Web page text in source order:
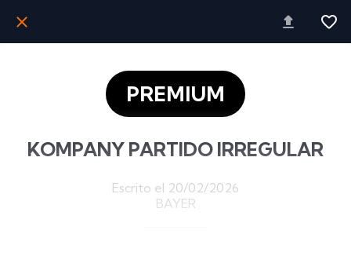
PREMIUM
KOMPANY PARTIDO IRREGULAR
Escrito el 20/02/2026
BAYER